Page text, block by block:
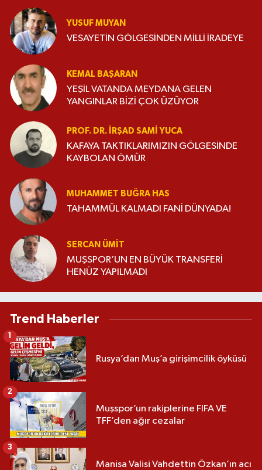
YUSUF MUYAN
VESAYETİN GÖLGESİNDEN MİLLİ İRADEYE
KEMAL BAŞARAN
YEŞİL VATANDA MEYDANA GELEN
YANGINLAR BİZİ ÇOK ÜZÜYOR
PROF. DR. İRŞAD SAMI YUCA
KAFAYA TAKTIKLARIMIZIN GÖLGESİNDE
KAYBOLAN ÖMÜR
MUHAMMET BUĞRA HAS
TAHAMMÜL KALMADI FANİ DÜNYADA!
SERCAN ÜMIT
MUŞSPOR’UN EN BÜYÜK TRANSFERİ
HENÜZ YAPILMADI
Trend Haberler
Rusya’dan Muş’a girişimcilik öyküsü
1
Muşspor’un rakiplerine FIFA VE
TFF’den ağır cezalar
2
Manisa Valisi Vahdettin Özkan’ın acı
3